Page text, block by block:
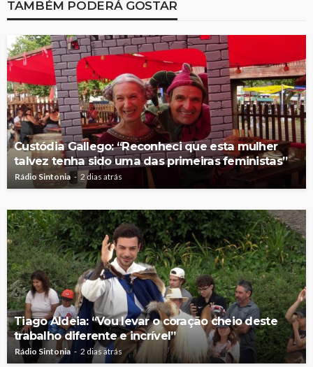
TAMBÉM PODERÁ GOSTAR
Custódia Gallego: “Reconheci que esta mulher
talvez tenha sido uma das primeiras feministas”
Rádio Sintonia 2 dias atrás
Tiago Aldeia: “Vou levar o coração cheio deste
trabalho diferente e incrível”
Rádio Sintonia 2 dias atrás